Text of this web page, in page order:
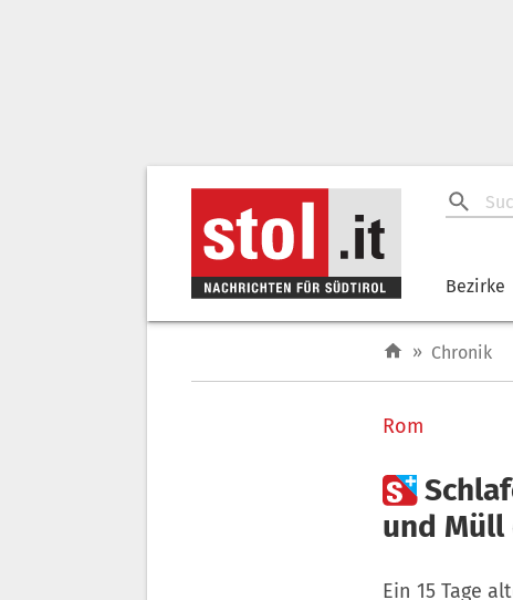
Bezirke
» Chronik
Rom

und Müll
Ein 15 Tage